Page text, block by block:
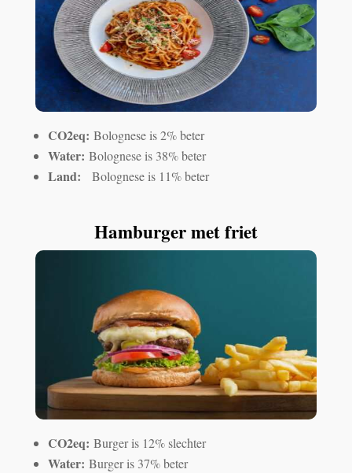
CO2eq: Bolognese is 2% beter
Water: Bolognese is 38% beter
Land: Bolognese is 11% beter
Hamburger met friet
CO2eq: Burger is 12% slechter
Water: Burger is 37% beter